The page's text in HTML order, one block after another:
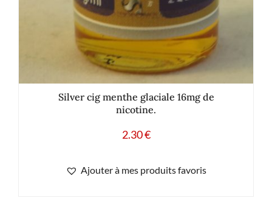
Silver cig menthe glaciale 16mg de
nicotine.
2.30€
Ajouter à mes produits favoris